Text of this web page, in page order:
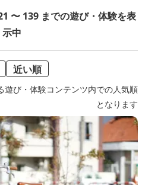
〜 139 までの遊び・体験を表
示中
近い順
び・体験コンテンツ内での人気順
となります